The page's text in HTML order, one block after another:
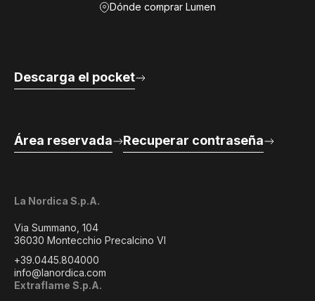
Dónde comprar Lumen
La Nordica S.p.A.
Via Summano, 104
36030 Montecchio Precalcino VI
+39.0445.804000
info@lanordica.com
Extraflame S.p.A.
Descarga el pocket
Área reservada Recuperar contraseña